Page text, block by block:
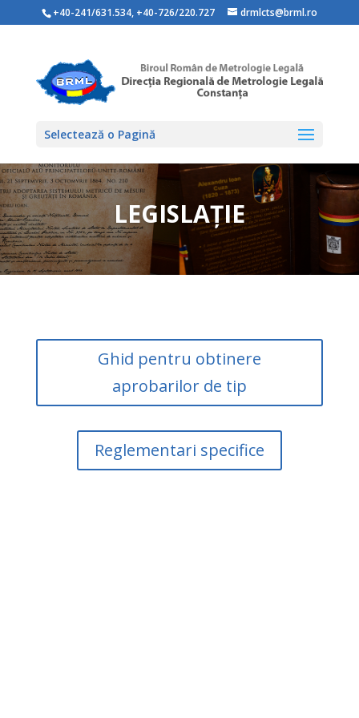
+40-241/631.534, +40-726/220.727 drmlcts@brml.ro
Selectează o Pagină
LEGISLAȚIE
Ghid pentru obtinere
aprobarilor de tip
Reglementari specifice